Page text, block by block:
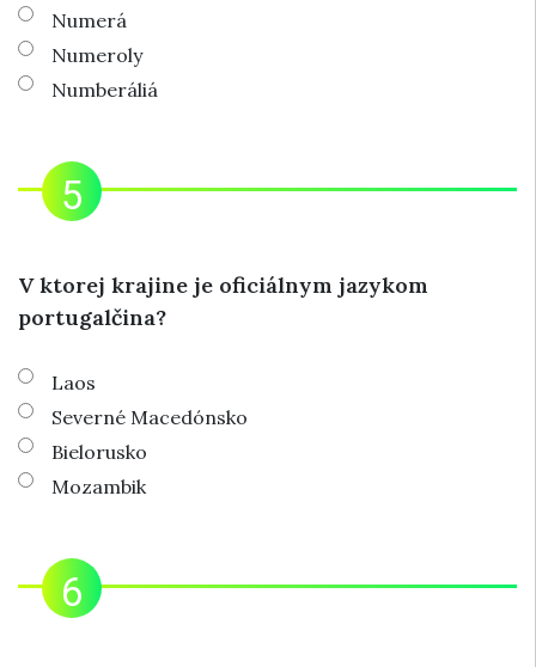
Numerá
Numeroly
Numberáliá
V ktorej krajine je oficiálnym jazykom
portugalčina?
Laos
Severné Macedónsko
Bielorusko
Mozambik